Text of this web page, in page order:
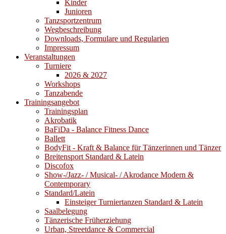
Kinder
Junioren
Tanzsportzentrum
Wegbeschreibung
Downloads, Formulare und Regularien
Impressum
Veranstaltungen
Turniere
2026 & 2027
Workshops
Tanzabende
Trainingsangebot
Trainingsplan
Akrobatik
BaFiDa - Balance Fitness Dance
Ballett
BodyFit - Kraft & Balance für Tänzerinnen und Tänzer
Breitensport Standard & Latein
Discofox
Show-/Jazz- / Musical- / Akrodance Modern &
Contemporary
Standard/Latein
Einsteiger Turniertanzen Standard & Latein
Saalbelegung
Tänzerische Früherziehung
Urban, Streetdance & Commercial